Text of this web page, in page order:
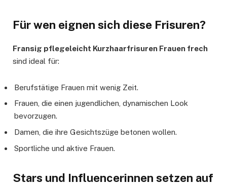
Für wen eignen sich diese Frisuren?
Fransig pflegeleicht Kurzhaarfrisuren Frauen frech
sind ideal für:
Berufstätige Frauen mit wenig Zeit.
Frauen, die einen jugendlichen, dynamischen Look
bevorzugen.
Damen, die ihre Gesichtszüge betonen wollen.
Sportliche und aktive Frauen.
Stars und Influencerinnen setzen auf